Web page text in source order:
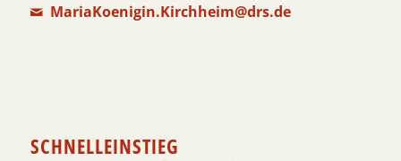
MariaKoenigin.Kirchheim@drs.de
SCHNELLEINSTIEG